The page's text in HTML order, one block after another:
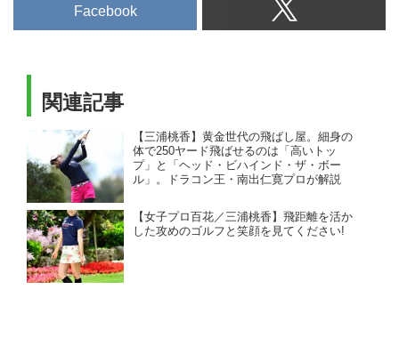
Facebook
関連記事
【三浦桃香】黄金世代の飛ばし屋。細身の
体で250ヤード飛ばせるのは「高いトッ
プ」と「ヘッド・ビハインド・ザ・ボー
ル」。ドラコン王・南出仁寛プロが解説
【女子プロ百花／三浦桃香】飛距離を活か
した攻めのゴルフと笑顔を見てください!